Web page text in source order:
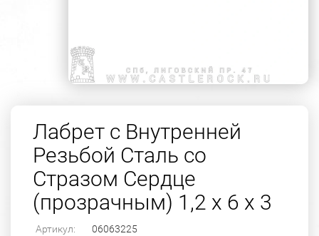
Лабрет с Внутренней
Резьбой Сталь со
Стразом Сердце
(прозрачным) 1,2 х 6 х 3
Артикул: 06063225